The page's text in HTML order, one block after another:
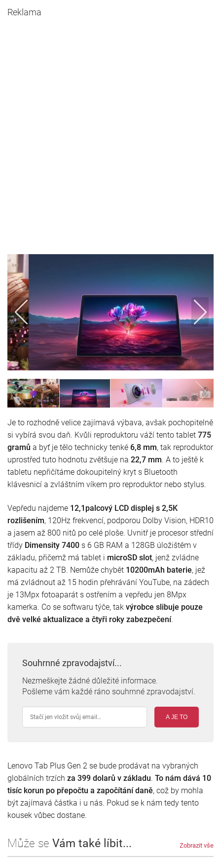
Reklama
Je to rozhodně velice zajímavá výbava, avšak pochopitelně
si vybírá svou daň. Kvůli reproduktoru váží tento tablet 775
gramů a byť je tělo technicky tenké 6,8 mm, tak reproduktor
uprostřed tuto hodnotu zvětšuje na 22,7 mm. A to ještě k
tabletu nepřičítáme dokoupitelný kryt s Bluetooth
klávesnicí a zvláštním víkem pro reproduktor nebo stylus.
Vepředu najdeme 12,1palcový LCD displej s 2,5K
rozlišením, 120Hz frekvencí, podporou Dolby Vision, HDR10
a jasem až 800 nitů po celé ploše. Uvnitř je procesor střední
třídy Dimensity 7400 s 6 GB RAM a 128GB úložištěm v
základu, přičemž má tablet i microSD slot, jenž zvládne
kapacitu až 2 TB. Nemůže chybět 10200mAh baterie, jež
má zvládnout až 15 hodin přehrávání YouTube, na zádech
je 13Mpx fotoaparát s ostřením a vepředu jen 8Mpx
kamerka. Co se softwaru týče, tak výrobce slibuje pouze
dvě velké aktualizace a čtyři roky zabezpečení.
Souhrnné zpravodajství...
Nezmeškejte žádné důležité informace.
Pošleme vám každé ráno souhrnné zpravodajství.
A JE TO
Lenovo Tab Plus Gen 2 se bude prodávat na vybraných
globálních trzích za 399 dolarů v základu. To nám dává 10
tisíc korun po přepočtu a započítání daně, což by mohla
být zajímavá částka i u nás. Pokud se k nám tedy tento
kousek vůbec dostane.
Může se Vám také líbit... Zobrazit vše